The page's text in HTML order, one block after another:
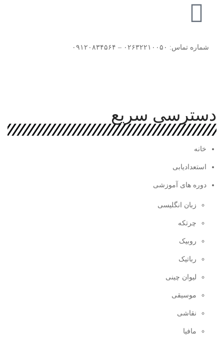
شماره تماس: ۰۲۶۳۲۲۱۰۰۵۰ – ۰۹۱۲۰۸۳۴۵۶۴
دسترسی سریع
خانه
استعدادیابی
دوره های آموزشی
زبان انگلیسی
چرتکه
روبیک
رباتیک
لیوان چینی
موسیقی
نقاشی
مافیا